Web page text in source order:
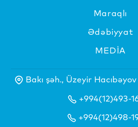
Maraqlı
Ədəbiyyat
MEDİA
Bakı şəh., Üzeyir
+994(12)493-
+994(12)498-